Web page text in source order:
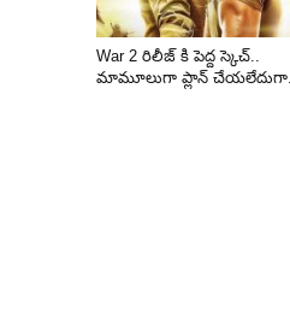
War 2 రిలీజ్ కి పెద్ద స్కెచ్..
మామూలుగా ప్లాన్ చేయలేదుగా..